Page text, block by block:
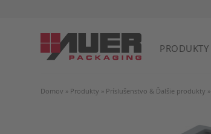
PRODUKTY
Domov » Produkty » Príslušenstvo & Ďalšie produkty »